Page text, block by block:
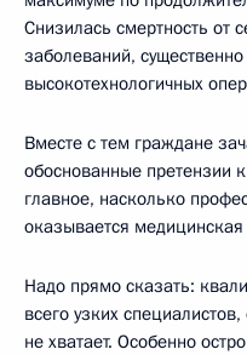
Снизилась смертность от
заболеваний,
высокотехнологичных
Вместе с тем граждане
обоснованные претензии
главное, насколько
оказывается
Надо прямо сказать:
всего узких
не хватает. Особенно